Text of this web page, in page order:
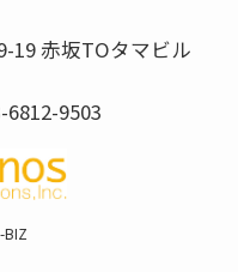
19 赤坂TOタマビル
6812-9503
BIZ